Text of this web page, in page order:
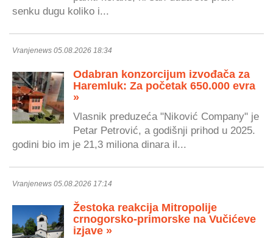
senku dugu koliko i...
Vranjenews 05.08.2026 18:34
Odabran konzorcijum izvođača za
Haremluk: Za početak 650.000 evra
»
Vlasnik preduzeća "Niković Company" je
Petar Petrović, a godišnji prihod u 2025.
godini bio im je 21,3 miliona dinara il...
Vranjenews 05.08.2026 17:14
Žestoka reakcija Mitropolije
crnogorsko-primorske na Vučićeve
izjave »